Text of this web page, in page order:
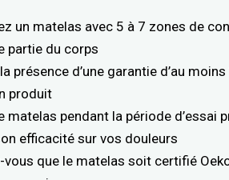
un matelas avec 5 à 7 zones de
partie du corps
présence d’une garantie d’au
produit
matelas pendant la période
efficacité sur vos douleurs
que le matelas soit certifié